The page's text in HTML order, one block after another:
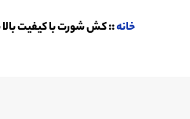
خانه::کش شورت با کیفیت